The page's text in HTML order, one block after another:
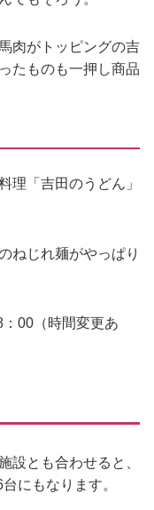
肉がトッピングの吉
たものも一押し商品
理「吉田のうどん」
ねじれ麺がやっぱり
00（時間変更あ
設とも合わせると、
にもなります。